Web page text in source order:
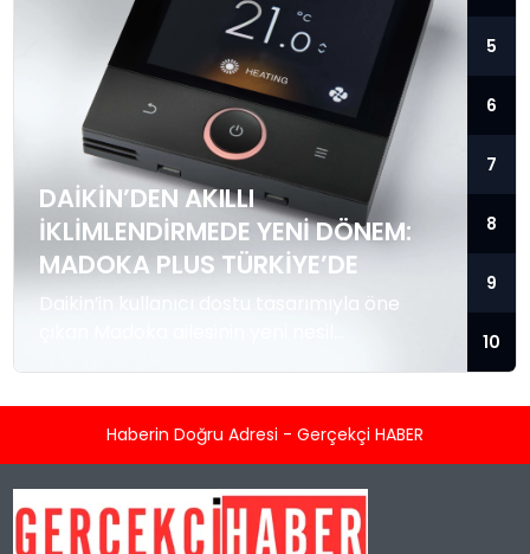
DAIKIN’DEN AKILLI
IKLIMLENDIRMEDE YENI DÖNEM:
MADOKA PLUS TÜRKIYE’DE
Daikin’in kullanıcı dostu tasarımıyla öne
uygulama desteği ve akıllı sensör
sistemlerinin yönetimini daha kolay, konforlu
ve verimli hale getiriyor. Enerji verimliliğini
5
6
7
8
9
10
Haberin Doğru Adresi - Gerçekçi HABER